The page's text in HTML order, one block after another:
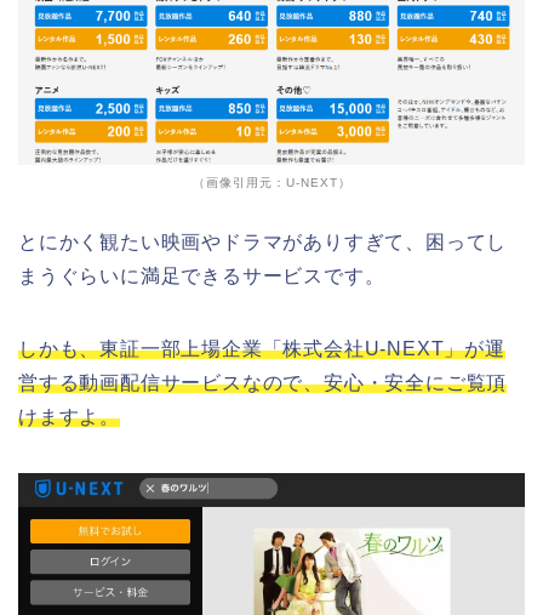
（画像引用元：U-NEXT）
とにかく観たい映画やドラマがありすぎて、困ってし
まうぐらいに満足できるサービスです。
しかも、東証一部上場企業「株式会社U-NEXT」が運
営する動画配信サービスなので、安心・安全にご覧頂
けますよ。